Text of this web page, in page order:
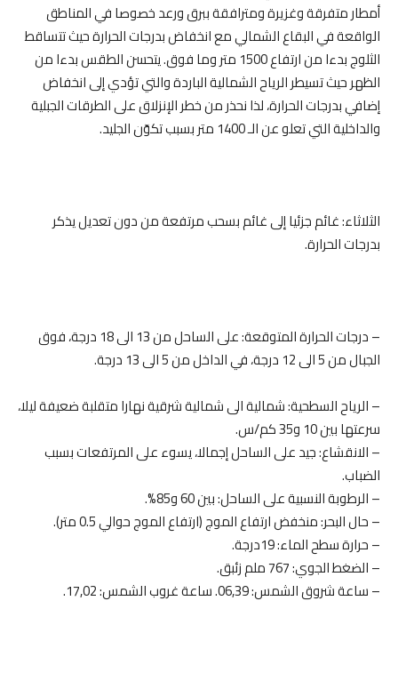
أمطار متفرقة وغزيرة ومترافقة ببرق ورعد خصوصا في المناطق
الواقعة في البقاع الشمالي مع انخفاض بدرجات الحرارة حيث تتساقط
الثلوج بدءا من ارتفاع 1500 متر وما فوق. يتحسن الطقس بدءا من
الظهر حيث تسيطر الرياح الشمالية الباردة والتي تؤدي إلى انخفاض
إضافي بدرجات الحرارة، لذا نحذر من خطر الإنزلاق على الطرقات الجبلية
والداخلية التي تعلو عن الـ 1400 متر بسبب تكوّن الجليد.
الثلاثاء: غائم جزئيا إلى غائم بسحب مرتفعة من دون تعديل يذكر
بدرجات الحرارة.
– درجات الحرارة المتوقعة: على الساحل من 13 الى 18 درجة، فوق
الجبال من 5 الى 12 درجة، في الداخل من 5 الى 13 درجة.
– الرياح السطحية: شمالية الى شمالية شرقية نهارا متقلبة ضعيفة ليلا،
سرعتها بين 10 و35 كم/س.
– الانقشاع: جيد على الساحل إجمالا، يسوء على المرتفعات بسبب
الضباب.
– الرطوبة النسبية على الساحل: بين 60 و85%.
– حال البحر: منخفض ارتفاع الموج (ارتفاع الموج حوالي 0.5 متر).
– حرارة سطح الماء: 19درجة.
– الضغط الجوي: 767 ملم زئبق.
– ساعة شروق الشمس: 06,39. ساعة غروب الشمس: 17,02.